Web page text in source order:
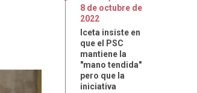
8 de octubre de
2022
Iceta insiste en
que el PSC
mantiene la
"mano tendida"
pero que la
iniciativa